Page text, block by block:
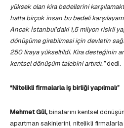
yüksek olan kira bedellerini
hatta birçok insan bu bedeli
Ancak İstanbul’daki 1,5 milyon riskli
dönüşüme girebilmesi için devletin
250 liraya yükseltildi. Kira desteğinin
kentsel dönüşüm talebini artırdı.”dedi.
“Nitelikli firmalarla iş birliğiyapılmalı”
Mehmet Gül,binalarını kentsel
apartman sakinlerini, nitelikli